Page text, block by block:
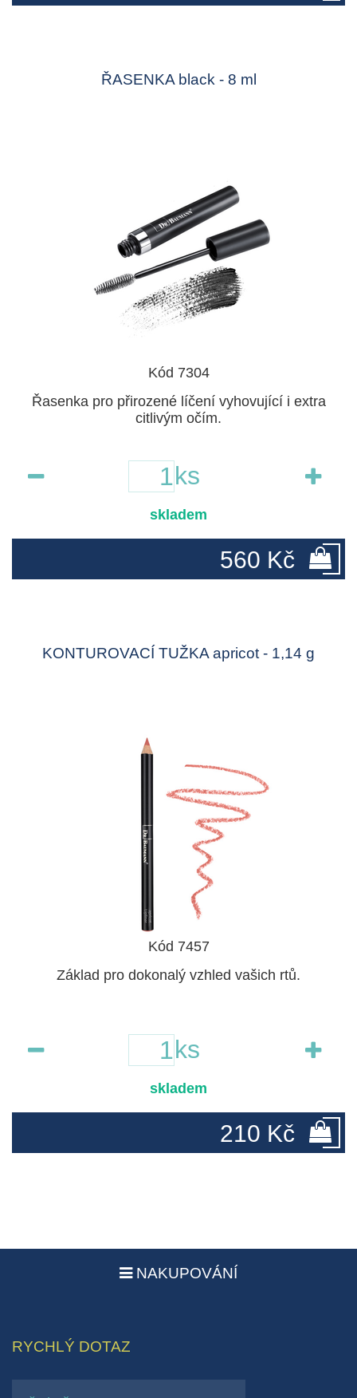
ŘASENKA black - 8 ml
Kód 7304
Řasenka pro přirozené líčení vyhovující i extra
citlivým očím.
ks
skladem
560 Kč
KONTUROVACÍ TUŽKA apricot - 1,14 g
Kód 7457
Základ pro dokonalý vzhled vašich rtů.
ks
skladem
210 Kč
NAKUPOVÁNÍ
RYCHLÝ DOTAZ